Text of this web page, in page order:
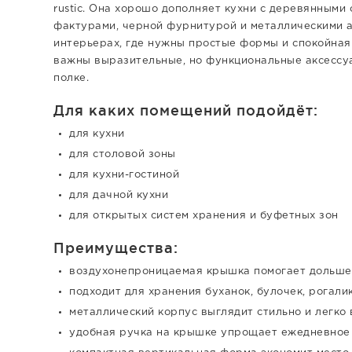
rustic. Она хорошо дополняет кухни с
фактурами, черной фурнитурой и металлическими
интерьерах, где нужны простые формы и
важны выразительные, но функциональные
полке.
Для каких помещений подойдёт:
для кухни
для столовой зоны
для кухни-гостиной
для дачной кухни
для открытых систем хранения и буфетных зон
Преимущества:
воздухонепроницаемая крышка помогает
подходит для хранения буханок, булочек,
металлический корпус выглядит стильно и
удобная ручка на крышке упрощает ежедневное